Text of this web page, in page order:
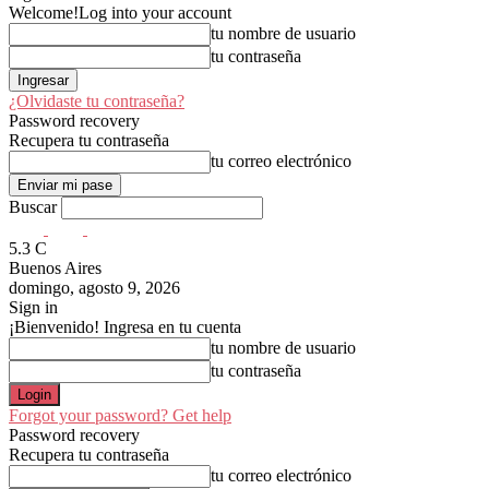
Welcome!Log into your account
tu nombre de usuario
tu contraseña
¿Olvidaste tu contraseña?
Password recovery
Recupera tu contraseña
tu correo electrónico
Buscar
5.3 C
Buenos Aires
domingo, agosto 9, 2026
Sign in
¡Bienvenido! Ingresa en tu cuenta
tu nombre de usuario
tu contraseña
Forgot your password? Get help
Password recovery
Recupera tu contraseña
tu correo electrónico